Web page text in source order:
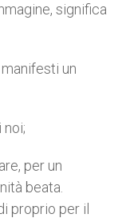
significa
un
noi;
per un
beata.
proprio per il